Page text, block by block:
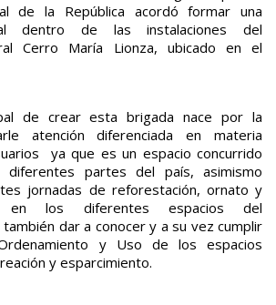
de la República acordó formar una
dentro de las instalaciones del
Cerro María Lionza, ubicado en el
de crear esta brigada nace por la
atención diferenciada en materia
ya que es un espacio concurrido
partes del país, asimismo
jornadas de reforestación, ornato y
en los diferentes espacios del
dar a conocer y a su vez cumplir
y Uso de los espacios
y esparcimiento.